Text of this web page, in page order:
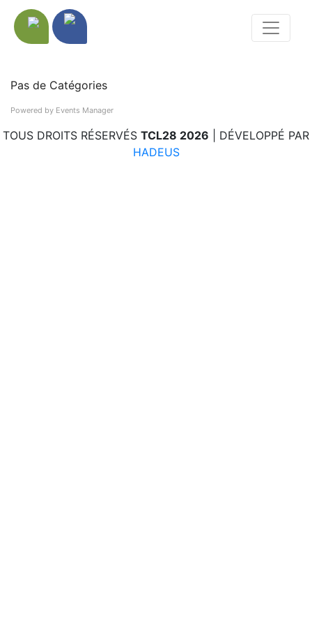
Pas de Catégories
Powered by Events Manager
TOUS DROITS RÉSERVÉS TCL28 2026 | DÉVELOPPÉ PAR
HADEUS